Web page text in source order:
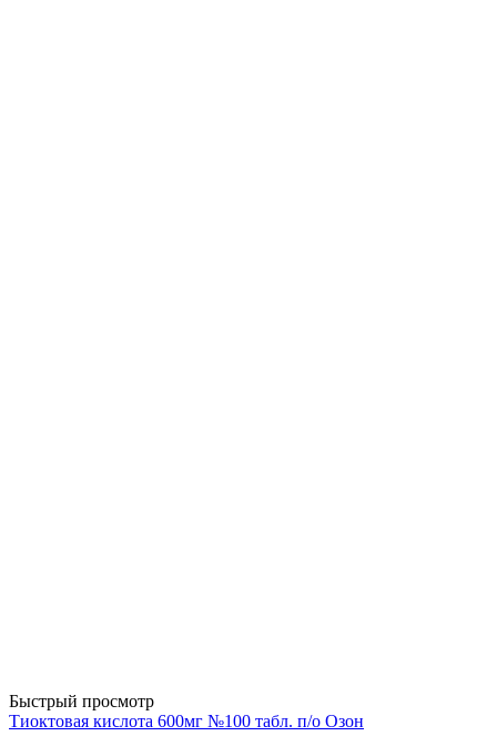
Быстрый просмотр
Тиоктовая кислота 600мг №100 табл. п/о Озон